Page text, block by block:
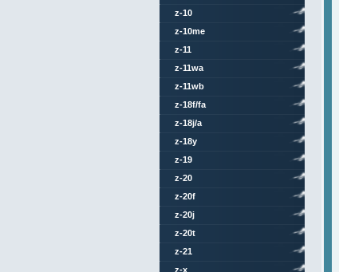
z-10
z-10me
z-11
z-11wa
z-11wb
z-18f/fa
z-18j/a
z-18y
z-19
z-20
z-20f
z-20j
z-20t
z-21
z-x